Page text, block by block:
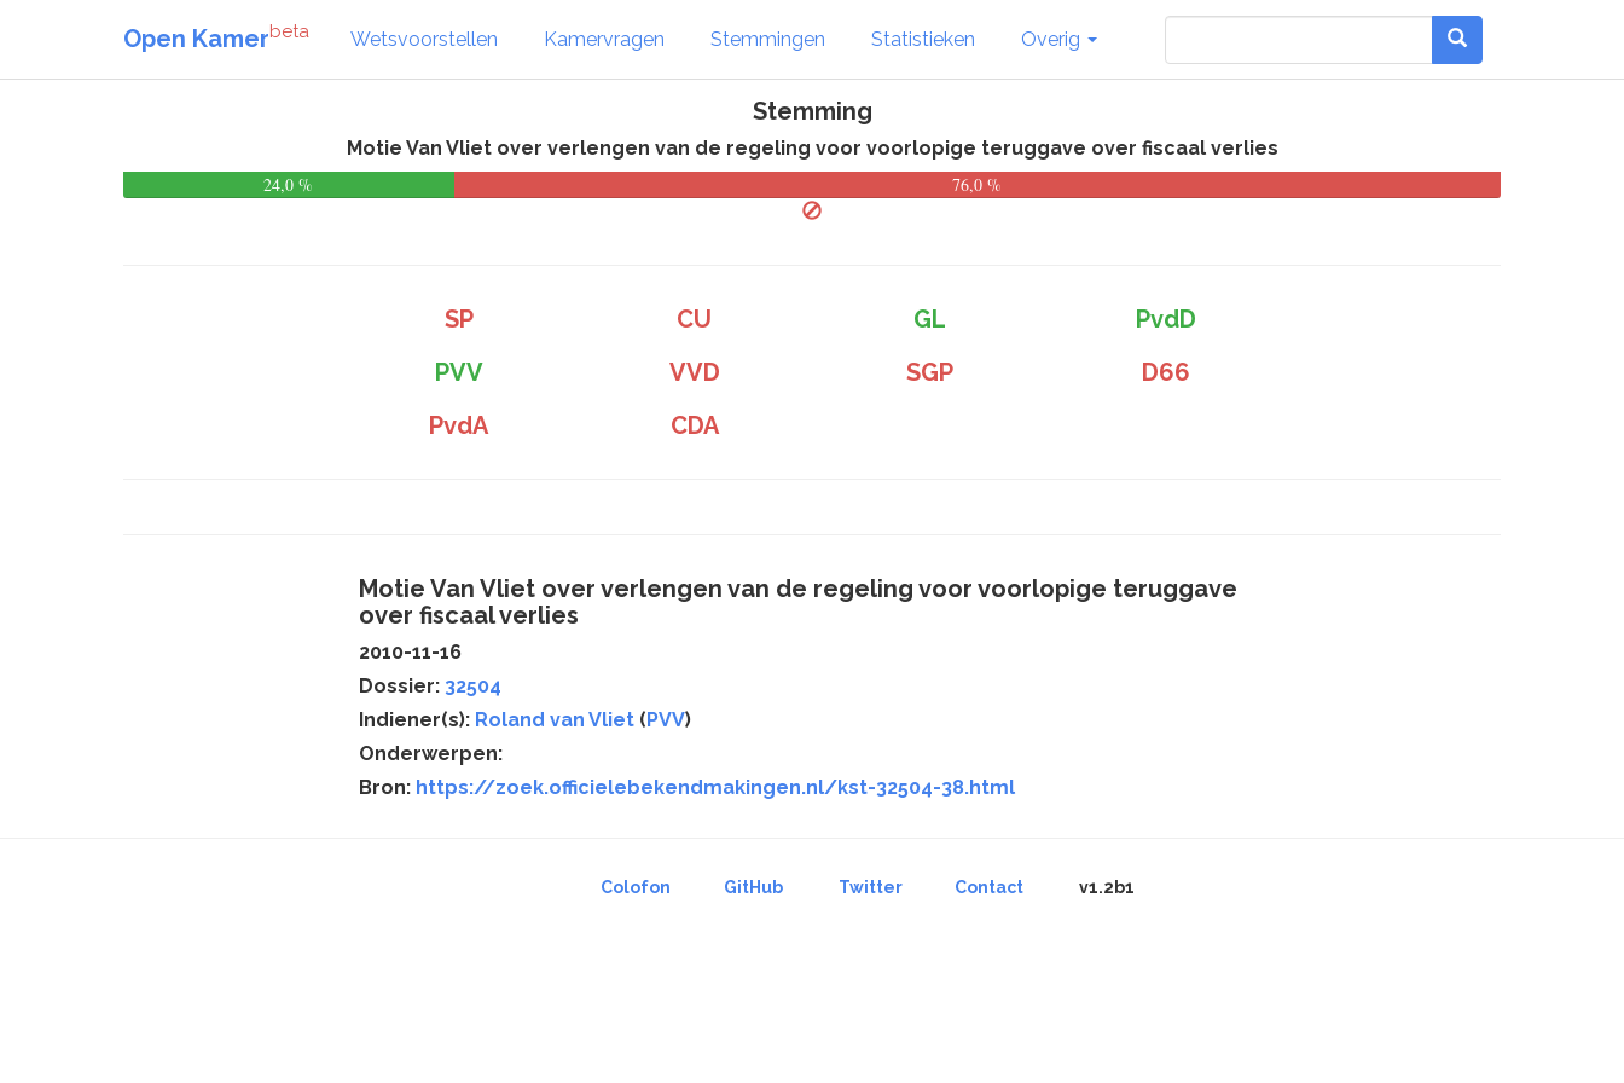
Open Kamerbeta Wetsvoorstellen Kamervragen Stemmingen Statistieken Overig
Stemming
Motie Van Vliet over verlengen van de regeling voor voorlopige teruggave over fiscaal verlies
24,0 %
76,0 %
SP CU GL
PvdD
PVV
VVD SGP
D66
PvdA
CDA
Motie Van Vliet over verlengen van de regeling voor voorlopige teruggave
over fiscaal verlies
2010-11-16
Dossier: 32504
Indiener(s): Roland van Vliet (PVV)
Onderwerpen:
Bron: https://zoek.officielebekendmakingen.nl/kst-32504-38.html
Colofon GitHub Twitter Contact v1.2b1